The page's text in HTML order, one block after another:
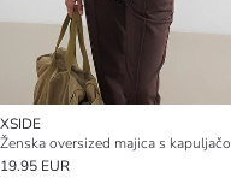
XSIDE
19.95 EUR